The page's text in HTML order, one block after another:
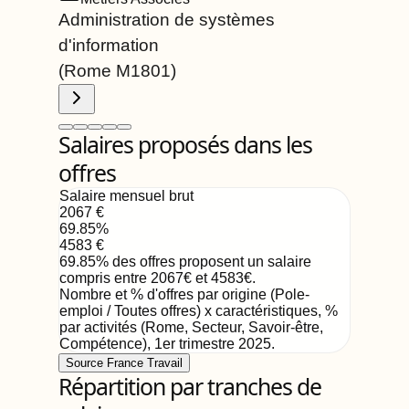
Administration de systèmes
d'information
(Rome M1801)
Salaires proposés dans les
offres
Salaire mensuel brut
2067 €
69.85%
4583 €
69.85% des offres proposent un salaire
compris entre 2067€ et4583€.
Nombre et % d'offres par origine (Pole-
emploi / Toutes offres) x caractéristiques, %
par activités (Rome, Secteur, Savoir-être,
Compétence), 1er trimestre 2025.
Source France Travail
Répartition par tranches de